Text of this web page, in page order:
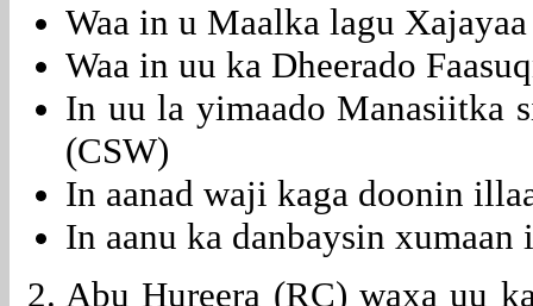
Waa in u Maalka lagu
Waa in uu ka Dheerado
In uu la yimaado Manasiitka
(CSW)
In aanad waji kaga doonin
In aanu ka danbaysin xumaan
Abu Hureera (RC) waxa uu